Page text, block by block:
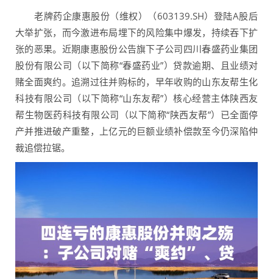
老牌药企康惠股份（维权）（603139.SH）登陆A股后
大举扩张，而今激进布局埋下的风险集中爆发，持续吞下扩
张的恶果。近期康惠股份公告旗下子公司四川春盛药业集团
股份有限公司（以下简称“春盛药业”）贷款逾期、且业绩对
赌全面爽约。追溯过往并购标的，早年收购的山东友帮生化
科技有限公司（以下简称“山东友帮”）核心经营主体陕西友
帮生物医药科技有限公司（以下简称“陕西友帮”）已全面停
产并推进破产重整，上亿元的巨额业绩补偿款至今仍深陷仲
裁追偿拉锯。